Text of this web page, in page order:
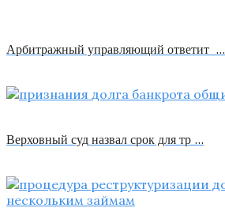
Арбитражный управляющий ответит …
Верховный суд назвал срок для тр …